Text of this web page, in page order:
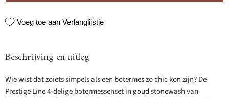
Voeg toe aan Verlanglijstje
Beschrijving en uitleg
Wie wist dat zoiets simpels als een botermes zo chic kon zijn? De
Prestige Line 4-delige botermessenset in goud stonewash van